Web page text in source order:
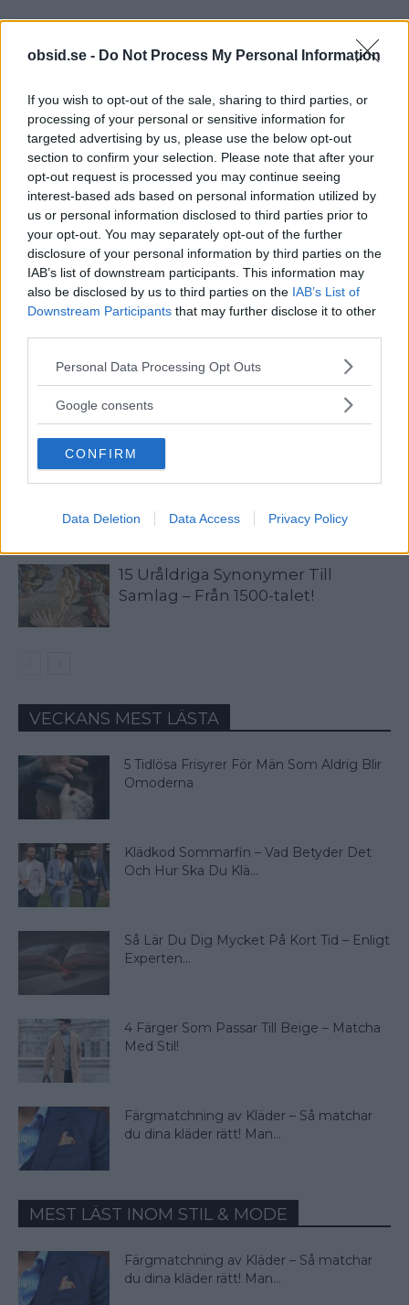
obsid.se - Do Not Process My Personal Information
If you wish to opt-out of the sale, sharing to third parties, or
processing of your personal or sensitive information for
targeted advertising by us, please use the below opt-out
section to confirm your selection. Please note that after your
opt-out request is processed you may continue seeing
interest-based ads based on personal information utilized by
us or personal information disclosed to third parties prior to
your opt-out. You may separately opt-out of the further
disclosure of your personal information by third parties on the
IAB’s list of downstream participants. This information may
also be disclosed by us to third parties on the IAB’s List of
Downstream Participants that may further disclose it to other
Please note that this website/app uses one or more Google
not limited to your visit or usage behaviour. You may click to
use your data for below specified purposes in below Google
consent section.
Personal Data Processing Opt Outs
Google consents
CONFIRM
Data Deletion Data Access Privacy Policy
Sebastian
Allt från personlig utveckling till sköna sneakers är intressant!
Kvalitetstid för mig är en kall, ljus, amerikansk öl i solen på en
uteservering, gärna "i goda vänners lag" om man nu skall
slänga in något klyschigt också.
Vad Är Blue Balls? Och Varför Får
Man Det Egentligen?
48 Klocktermer Du Bör Känna Till
Om Du Gillar Klockor
15 Uråldriga Synonymer Till
Samlag – Från 1500-talet!
VECKANS MEST LÄSTA
5 Tidlösa Frisyrer För Män Som Aldrig Blir
Omoderna
Klädkod Sommarfin – Vad Betyder Det
Och Hur Ska Du Klä...
Så Lär Du Dig Mycket På Kort Tid – Enligt
Experten...
4 Färger Som Passar Till Beige – Matcha
Med Stil!
Färgmatchning av Kläder – Så matchar
du dina kläder rätt! Man...
MEST LÄST INOM STIL & MODE
Färgmatchning av Kläder – Så matchar
du dina kläder rätt! Man...